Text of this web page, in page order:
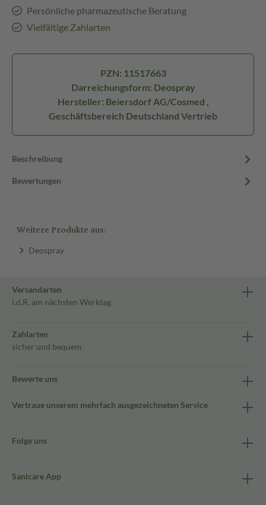
Persönliche pharmazeutische Beratung
Vielfältige Zahlarten
PZN: 11517663
Darreichungsform: Deospray
Hersteller: Beiersdorf AG/Cosmed ,
Geschäftsbereich Deutschland Vertrieb
Beschreibung
Bewertungen
Weitere Produkte aus:
Deospray
Versandarten
i.d.R. am nächsten Werktag
Zahlarten
sicher und bequem
Bewerte uns
Vertraue unserem mehrfach ausgezeichneten Service
Folge uns
Sanicare App